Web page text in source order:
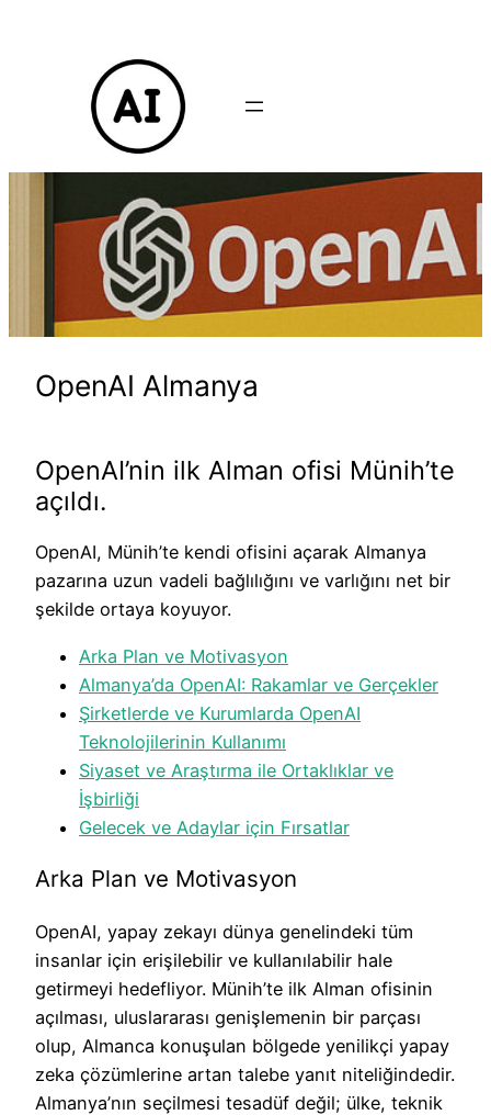
OpenAI Almanya
OpenAI’nin ilk Alman ofisi Münih’te
açıldı.
OpenAI, Münih’te kendi ofisini açarak Almanya
pazarına uzun vadeli bağlılığını ve varlığını net bir
şekilde ortaya koyuyor.
Arka Plan ve Motivasyon
Almanya’da OpenAI: Rakamlar ve Gerçekler
Şirketlerde ve Kurumlarda OpenAI
Teknolojilerinin Kullanımı
Siyaset ve Araştırma ile Ortaklıklar ve
İşbirliği
Gelecek ve Adaylar için Fırsatlar
Arka Plan ve Motivasyon
OpenAI, yapay zekayı dünya genelindeki tüm
insanlar için erişilebilir ve kullanılabilir hale
getirmeyi hedefliyor. Münih’te ilk Alman ofisinin
açılması, uluslararası genişlemenin bir parçası
olup, Almanca konuşulan bölgede yenilikçi yapay
zeka çözümlerine artan talebe yanıt niteliğindedir.
Almanya’nın seçilmesi tesadüf değil; ülke, teknik